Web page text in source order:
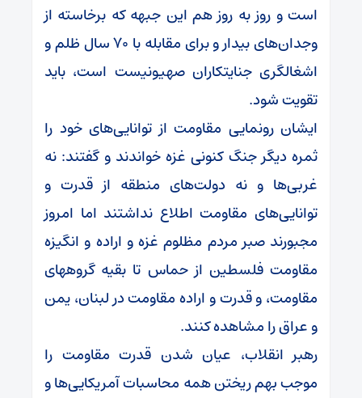
است و روز به روز هم این جبهه که برخاسته از
وجدان‌های بیدار و برای مقابله با ۷۰ سال ظلم و
اشغالگری جنایتکاران صهیونیست است، باید
تقویت شود.
ایشان رونمایی مقاومت از توانایی‌های خود را
ثمره دیگر جنگ کنونی غزه خواندند و گفتند: نه
غربی‌ها و نه دولت‌های منطقه از قدرت و
توانایی‌های مقاومت اطلاع نداشتند اما امروز
مجبورند صبر مردم مظلوم غزه و اراده و انگیزه
مقاومت فلسطین از حماس تا بقیه گروههای
مقاومت، و قدرت و اراده مقاومت در لبنان، یمن
و عراق را مشاهده کنند.
رهبر انقلاب، عیان شدن قدرت مقاومت را
موجب بهم ریختن همه محاسبات آمریکایی‌ها و